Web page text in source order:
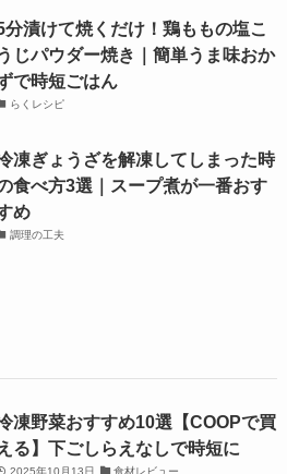
分漬けて焼くだけ！鶏ももの塩こ
じパウダー焼き｜簡単うま味おか
で時短ごはん
らくレシピ
凍ぎょうざを解凍してしまった時
食べ方3選｜スープ煮が一番おす
め
調理の工夫
凍野菜おすすめ10選【COOPで買
る】下ごしらえなしで時短に
2025年10月13日 食材レビュー